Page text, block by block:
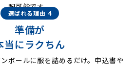
配可能です。
選ばれる理由 4
準備が
当にラクちん
ボールに服を詰めるだけ。申込書や